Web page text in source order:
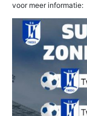
voor meer informatie: